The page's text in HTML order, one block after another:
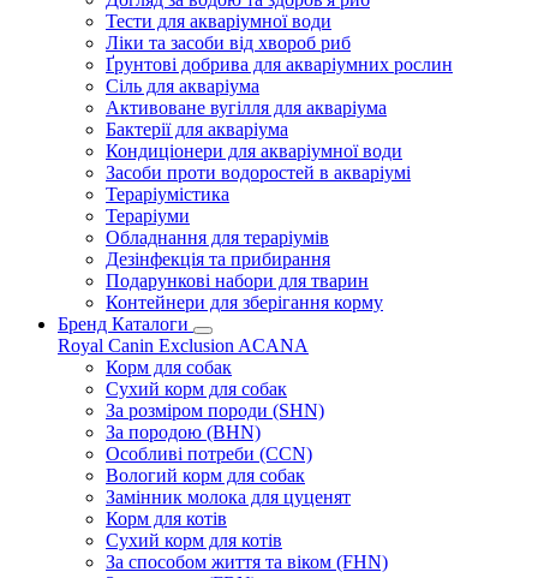
Тести для акваріумної води
Ліки та засоби від хвороб риб
Ґрунтові добрива для акваріумних рослин
Сіль для акваріума
Активоване вугілля для акваріума
Бактерії для акваріума
Кондиціонери для акваріумної води
Засоби проти водоростей в акваріумі
Тераріумістика
Тераріуми
Обладнання для тераріумів
Дезінфекція та прибирання
Подарункові набори для тварин
Контейнери для зберігання корму
Бренд Каталоги
Royal Canin Exclusion ACANA
Корм для собак
Сухий корм для собак
За розміром породи (SHN)
За породою (BHN)
Особливі потреби (CCN)
Вологий корм для собак
Замінник молока для цуценят
Корм для котів
Сухий корм для котів
За способом життя та віком (FHN)